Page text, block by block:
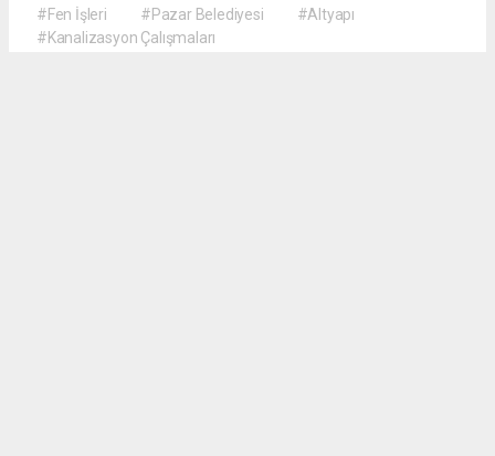
#Fen İşleri #Pazar Belediyesi
#Altyapı
#Kanalizasyon Çalışmaları